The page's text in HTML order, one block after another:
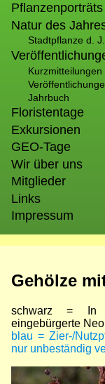
Pflanzenporträts
Natur des
Stadtpflanze d. J.
Kurzmitteilungen
Jahrbuch
Floristentage
Exkursionen
GEO-Tage
Wir über uns
Mitglieder
Links
Impressum
Gehölze
schwarz = In
eingebürgerte
blau = Zier-/
nur unbeständig